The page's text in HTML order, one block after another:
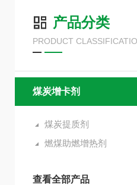
产品分类
PRODUCT
煤炭增卡剂
煤炭提质剂
燃煤助燃增热剂
查看全部产品